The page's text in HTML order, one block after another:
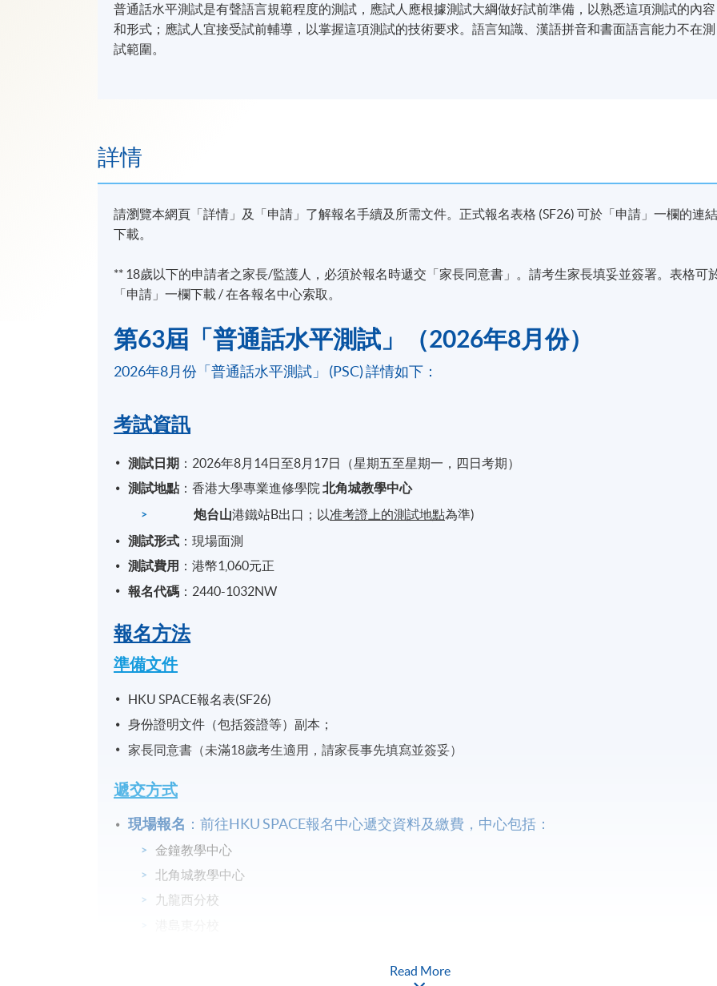
普通話水平測試是有聲語言規範程度的測試，應試人應根據測試大綱做好試前準備，以熟悉這項測試的內容
和形式；應試人宜接受試前輔導，以掌握這項測試的技術要求。語言知識、漢語拼音和書面語言能力不在測
試範圍。
詳情
請瀏覽本網頁「詳情」及「申請」了解報名手續及所需文件。正式報名表格 (SF26) 可於「申請」一欄的連
下載。
** 18歲以下的申請者之家長/監護人，必須於報名時遞交「家長同意書」。請考生家長填妥並簽署。表格可
「申請」一欄下載 / 在各報名中心索取。
第63屆「普通話水平測試」（2026年8月份）
2026年8月份「普通話水平測試」 (PSC) 詳情如下：
考試資訊
測試日期 ：2026年8月14日至8月17日（星期五至星期一，四日考期）
測試地點 ：香港大學專業進修學院北角城教學中心
炮台山港鐵站B出口；以准考證上的測試地點為準)
測試形式 ：現場面測
測試費用 ：港幣1,060元正
報名代碼 ：2440-1032NW
報名方法
準備文件
HKU SPACE報名表(SF26)
身份證明文件（包括簽證等）副本；
家長同意書（未滿18歲考生適用，請家長事先填寫並簽妥）
遞交方式
現場報名 ：前往HKU SPACE報名中心遞交資料及繳費，中心包括：
金鐘教學中心
北角城教學中心
九龍西分校
Read More